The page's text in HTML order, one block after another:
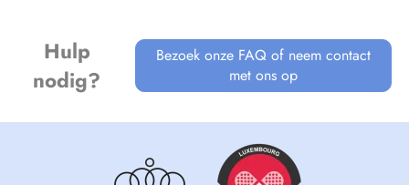
Hulp
nodig?
Bezoek onze FAQ of neem contact
met ons op